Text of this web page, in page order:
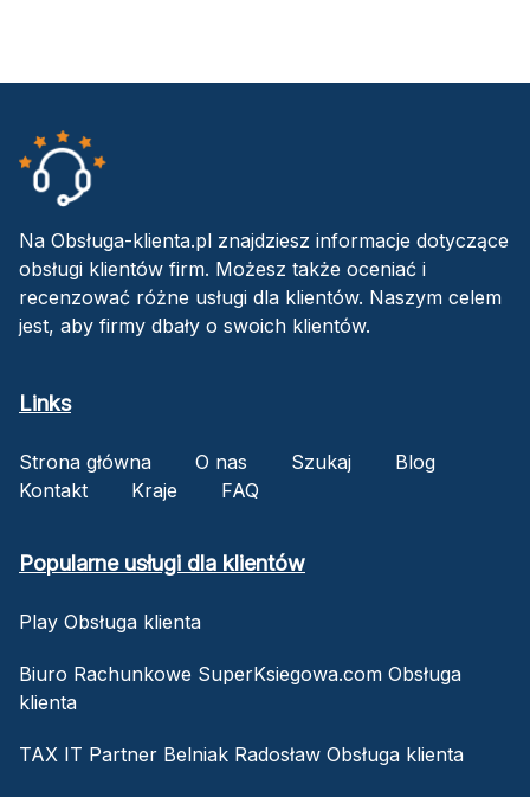
Na Obsługa-klienta.pl znajdziesz informacje dotyczące
obsługi klientów firm. Możesz także oceniać i
recenzować różne usługi dla klientów. Naszym celem
jest, aby firmy dbały o swoich klientów.
Links
Strona główna O nas Szukaj
Blog
Kontakt
Kraje FAQ
Popularne usługi dla klientów
Play Obsługa klienta
Biuro Rachunkowe SuperKsiegowa.com Obsługa
klienta
TAX IT Partner Belniak Radosław Obsługa klienta